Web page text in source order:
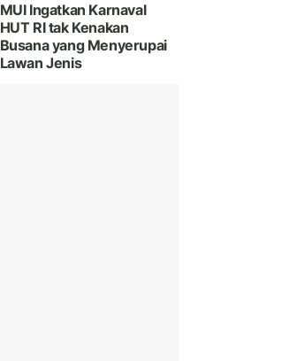
MUI Ingatkan Karnaval
HUT RI tak Kenakan
Busana yang Menyerupai
Lawan Jenis